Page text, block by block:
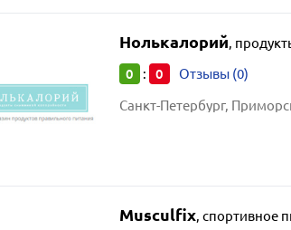
Нолькалорий,
0 : 0 Отзывы (0)
Musculfix, спортивное